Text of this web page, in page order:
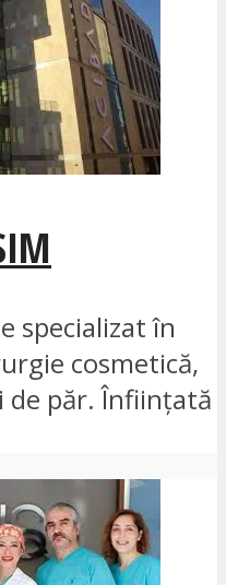
specializat în
cosmetică,
de păr. Înființată